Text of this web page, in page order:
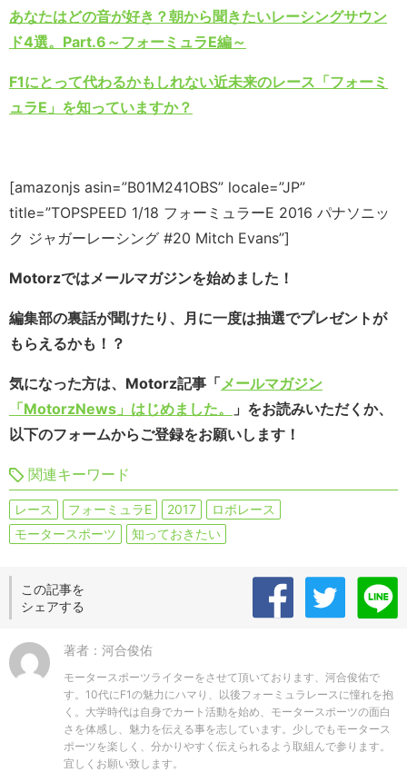
あなたはどの音が好き？朝から聞きたいレーシングサウン
ド4選。Part.6～フォーミュラE編～
F1にとって代わるかもしれない近未来のレース「フォーミ
ュラE」を知っていますか？
[amazonjs asin=”B01M241OBS” locale=”JP”
title=”TOPSPEED 1/18 フォーミュラーE 2016 パナソニッ
ク ジャガーレーシング #20 Mitch Evans”]
Motorzではメールマガジンを始めました！
編集部の裏話が聞けたり、月に一度は抽選でプレゼントが
もらえるかも！？
気になった方は、Motorz記事「メールマガジン
「MotorzNews」はじめました。
」をお読みいただくか、
以下のフォームからご登録をお願いします！
関連キーワード
レース フォーミュラE 2017
ロボレース
モータースポーツ
知っておきたい
この記事を
シェアする
著者：河合俊佑
モータースポーツライターをさせて頂いております、河合俊佑で
す。10代にF1の魅力にハマり、以後フォーミュラレースに憧れを抱
く。大学時代は自身でカート活動を始め、モータースポーツの面白
さを体感し、魅力を伝える事を志しています。少しでもモータース
ポーツを楽しく、分かりやすく伝えられるよう取組んで参ります。
宜しくお願い致します。